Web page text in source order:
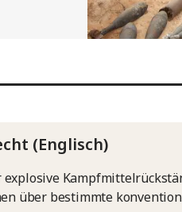
(Englisch)
über bestimmte